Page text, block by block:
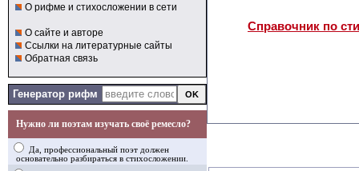
О рифме и стихосложении в сети
О сайте и авторе
Ссылки на литературные сайты
Обратная связь
Генератор рифм
Нужно ли поэтам изучать своё ремесло?
Да, профессиональный поэт должен
основательно разбираться в стихосложении.
Справочник по